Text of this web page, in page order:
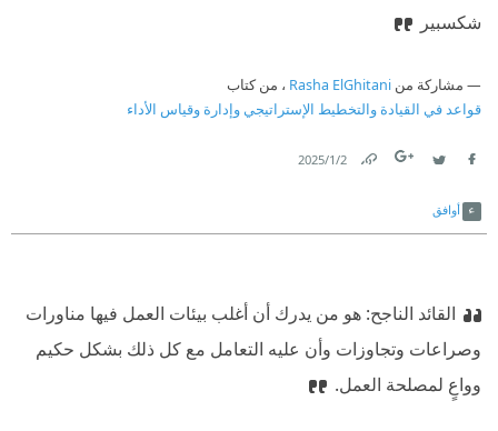
شكسبير
مشاركة من Rasha ElGhitani ، من كتاب
قواعد في القيادة والتخطيط الإستراتيجي وإدارة وقياس الأداء
2‏/1‏/2025
أوافق
القائد الناجح: هو من يدرك أن أغلب بيئات العمل فيها مناورات
وصراعات وتجاوزات وأن عليه التعامل مع كل ذلك بشكل حكيم
وواعٍ لمصلحة العمل.